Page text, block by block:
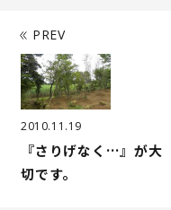
PREV
2010.11.19
『さりげなく…』が大
切です。